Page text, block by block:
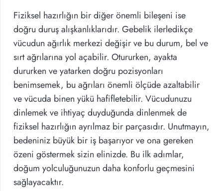
Fiziksel hazırlığın bir diğer önemli bileşeni ise
doğru duruş alışkanlıklarıdır. Gebelik ilerledikçe
vücudun ağırlık merkezi değişir ve bu durum, bel ve
sırt ağrılarına yol açabilir. Otururken, ayakta
dururken ve yatarken doğru pozisyonları
benimsemek, bu ağrıları önemli ölçüde azaltabilir
ve vücuda binen yükü hafifletebilir. Vücudunuzu
dinlemek ve ihtiyaç duyduğunda dinlenmek de
fiziksel hazırlığın ayrılmaz bir parçasıdır. Unutmayın,
bedeniniz büyük bir iş başarıyor ve ona gereken
özeni göstermek sizin elinizde. Bu ilk adımlar,
doğum yolculuğunuzun daha konforlu geçmesini
sağlayacaktır.